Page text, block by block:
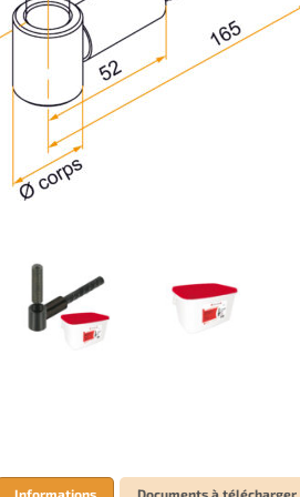
Informations Documents à télécharger